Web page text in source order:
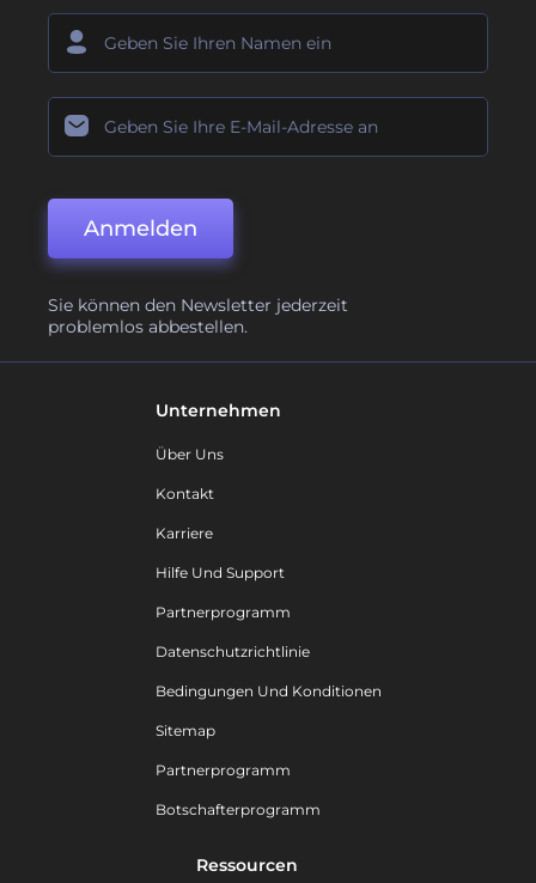
Anmelden
Sie können den Newsletter jederzeit
problemlos abbestellen.
Unternehmen
Über Uns
Kontakt
Karriere
Hilfe Und Support
Partnerprogramm
Datenschutzrichtlinie
Bedingungen Und Konditionen
Sitemap
Partnerprogramm
Botschafterprogramm
Ressourcen